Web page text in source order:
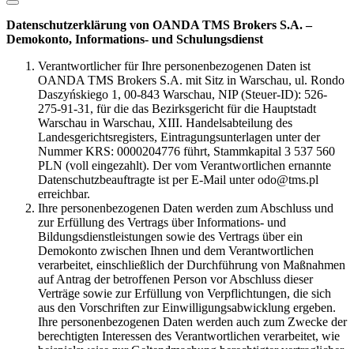
Datenschutzerklärung von OANDA TMS Brokers S.A. –
Demokonto, Informations- und Schulungsdienst
Verantwortlicher für Ihre personenbezogenen Daten ist
OANDA TMS Brokers S.A. mit Sitz in Warschau, ul. Rondo
Daszyńskiego 1, 00-843 Warschau, NIP (Steuer-ID): 526-
275-91-31, für die das Bezirksgericht für die Hauptstadt
Warschau in Warschau, XIII. Handelsabteilung des
Landesgerichtsregisters, Eintragungsunterlagen unter der
Nummer KRS: 0000204776 führt, Stammkapital 3 537 560
PLN (voll eingezahlt). Der vom Verantwortlichen ernannte
Datenschutzbeauftragte ist per E-Mail unter odo@tms.pl
erreichbar.
Ihre personenbezogenen Daten werden zum Abschluss und
zur Erfüllung des Vertrags über Informations- und
Bildungsdienstleistungen sowie des Vertrags über ein
Demokonto zwischen Ihnen und dem Verantwortlichen
verarbeitet, einschließlich der Durchführung von Maßnahmen
auf Antrag der betroffenen Person vor Abschluss dieser
Verträge sowie zur Erfüllung von Verpflichtungen, die sich
aus den Vorschriften zur Einwilligungsabwicklung ergeben.
Ihre personenbezogenen Daten werden auch zum Zwecke der
berechtigten Interessen des Verantwortlichen verarbeitet, wie